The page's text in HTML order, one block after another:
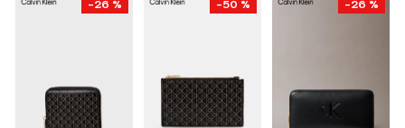
-26 % -50 % -26 %